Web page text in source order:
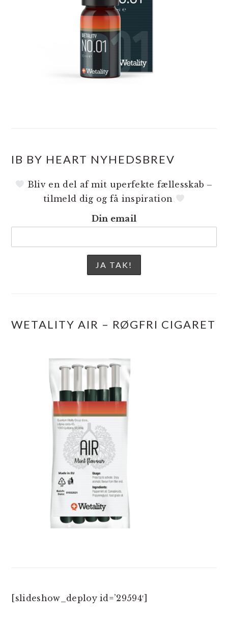
IB BY HEART NYHEDSBREV
Bliv en del af mit uperfekte fællesskab –
tilmeld dig og få inspiration
Din email
WETALITY AIR – RØGFRI CIGARET
[slideshow_deploy id=’29594′]